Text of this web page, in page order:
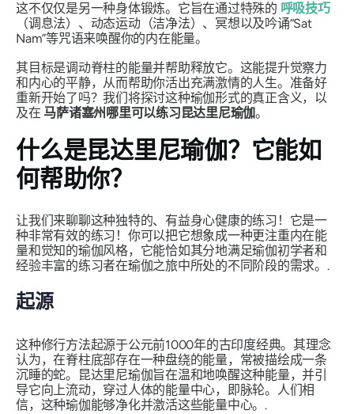
这不仅仅是另一种身体锻炼。它旨在通过特殊的 呼吸技巧
（调息法）、动态运动（洁净法）、冥想以及吟诵“Sat
Nam”等咒语来唤醒你的内在能量。
其目标是调动脊柱的能量并帮助释放它。这能提升觉察力
和内心的平静，从而帮助你活出充满激情的人生。准备好
重新开始了吗？我们将探讨这种瑜伽形式的真正含义，以
及在 马萨诸塞州哪里可以练习昆达里尼瑜伽。
什么是昆达里尼瑜伽？它能如
何帮助你？
让我们来聊聊这种独特的、有益身心健康的练习！它是一
种非常有效的练习！你可以把它想象成一种更注重内在能
量和觉知的瑜伽风格，它能恰如其分地满足瑜伽初学者和
经验丰富的练习者在瑜伽之旅中所处的不同阶段的需求。.
起源
这种修行方法起源于公元前1000年的古印度经典。其理念
认为，在脊柱底部存在一种盘绕的能量，常被描绘成一条
沉睡的蛇。昆达里尼瑜伽旨在温和地唤醒这种能量，并引
导它向上流动，穿过人体的能量中心，即脉轮。人们相
信，这种瑜伽能够净化并激活这些能量中心。.